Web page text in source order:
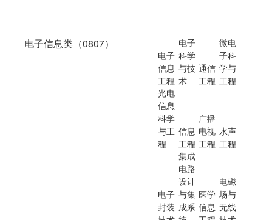
电子信息类（0807）
电子
信息
工程
电子
科学
与技
术
通信
工程
微电
子科
学与
工程
光电
信息
科学
与工
程
信息
工程
广播
电视
工程
水声
工程
电子
封装
集成
电路
设计
与集
成系
医学
信息
电磁
场与
无线